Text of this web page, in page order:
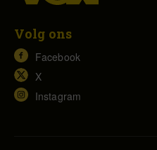
Volg ons
Facebook
X
Instagram